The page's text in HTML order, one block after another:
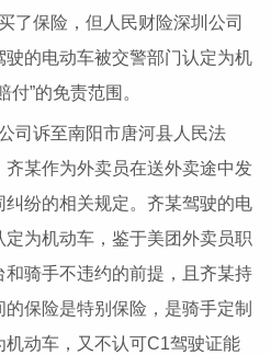
保险，但人民财险深圳公司
的电动车被交警部门认定为机
”的免责范围。
诉至南阳市唐河县人民法
某作为外卖员在送外卖途中发
纷的相关规定。齐某驾驶的电
为机动车，鉴于美团外卖员职
骑手不违约的前提，且齐某持
保险是特别保险，是骑手定制
机动车，又不认可C1驾驶证能